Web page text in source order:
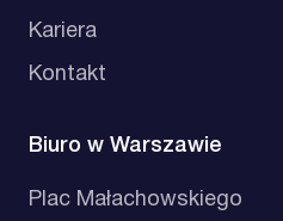
Kariera
Kontakt
Biuro w Warszawie
Plac Małachowskiego